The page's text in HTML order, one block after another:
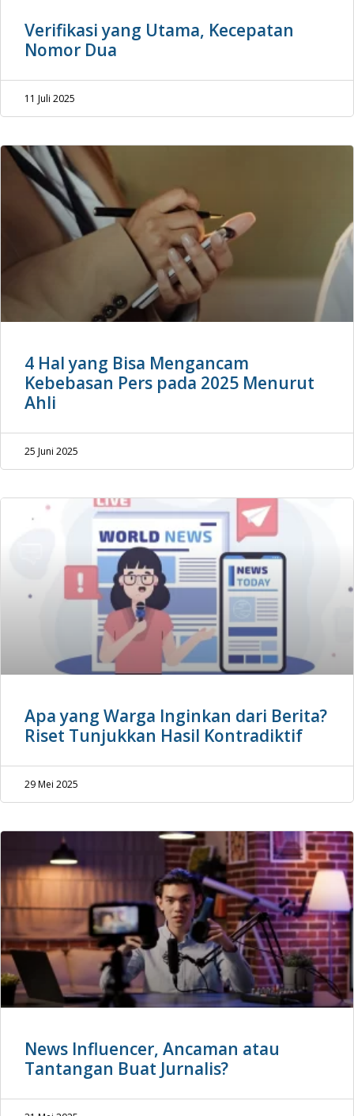
Verifikasi yang Utama, Kecepatan
Nomor Dua
11 Juli 2025
4 Hal yang Bisa Mengancam
Kebebasan Pers pada 2025 Menurut
Ahli
25 Juni 2025
Apa yang Warga Inginkan dari Berita?
Riset Tunjukkan Hasil Kontradiktif
29 Mei 2025
News Influencer, Ancaman atau
Tantangan Buat Jurnalis?